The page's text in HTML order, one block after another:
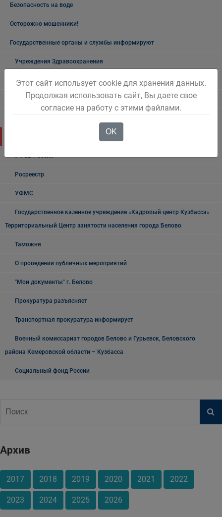
Безопасность на воде
Осторожно мошенники!
Государственные органы и службы информируют
Учреждения Здравоохранения
Налоговая инспекция информирует
Прокуратура информирует
УФСБ России
Росреестр
УФМС
Государственное казенное учреждение «Кадровый центр Кузбасса»
Территориальный Центр занятости населения города Белово
Таможня
О проведении публичных мероприятий
"Мои документы" г. Белово
Прокуратура разъясняет
Транспортная прокуратура информирует
Военный комиссариат городов Белово и Гурьевск, Беловского
района Кемеровской области – Кузбасса
Социальный фонд России
Архив
2017 2018 2019 2020 2021 2022
2023 2024 2025 2026
Этот сайт использует cookie для хранения данных.
Продолжая использовать сайт, Вы даете свое
согласие на работу с этими файлами.
OK